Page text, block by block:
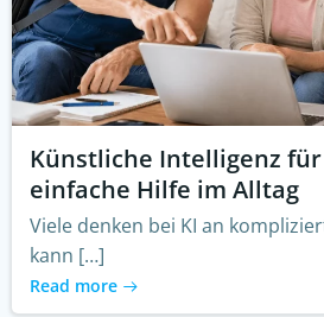
Künstliche Intelligenz
einfache Hilfe im Alltag
Viele denken bei KI an
kann […]
Read more